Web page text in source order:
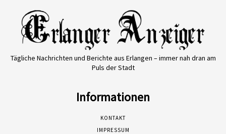
Tägliche Nachrichten und Berichte aus Erlangen – immer nah dran am
Puls der Stadt
Informationen
KONTAKT
IMPRESSUM